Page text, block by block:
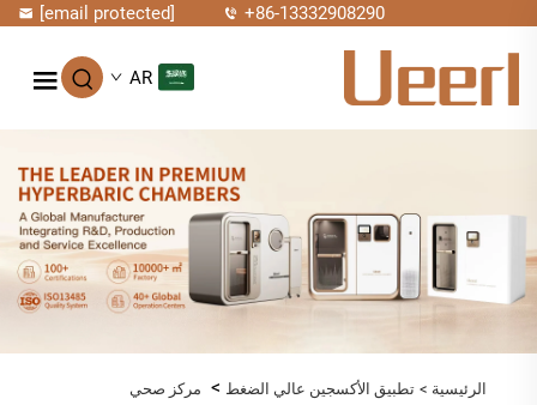
+86-13332908290
[email protected]
AR
الرئيسية > تطبيق الأكسجين عالي الضغط > مركز صحي